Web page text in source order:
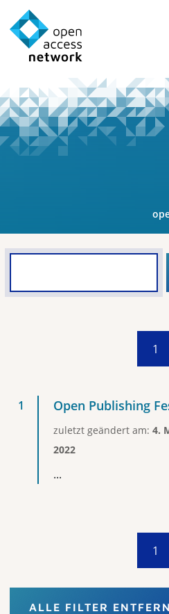
1
Open Publishing
zuletzt geändert am: 4.
2022
...
1
ALLE FILTER